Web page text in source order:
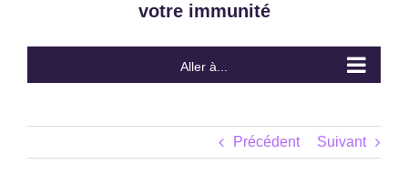
votre immunité
Aller à...
Précédent Suivant